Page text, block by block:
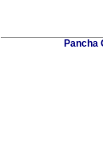
Pancha